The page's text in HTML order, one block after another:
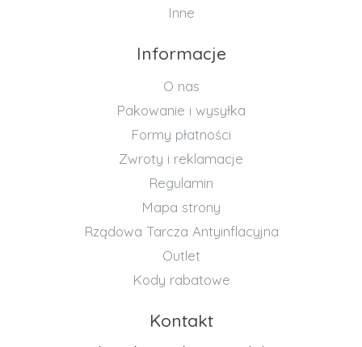
Inne
Informacje
O nas
Pakowanie i wysyłka
Formy płatności
Zwroty i reklamacje
Regulamin
Mapa strony
Rządowa Tarcza Antyinflacyjna
Outlet
Kody rabatowe
Kontakt